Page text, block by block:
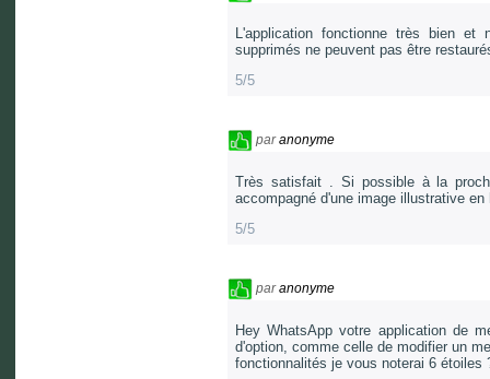
L'application fonctionne très bien
supprimés ne peuvent pas être
5/5
paranonyme
Très satisfait . Si possible à la
accompagné d'une image illustrative
5/5
paranonyme
Hey WhatsApp votre application de
d'option, comme celle de modifier un
fonctionnalités je vous noterai 6 étoiles